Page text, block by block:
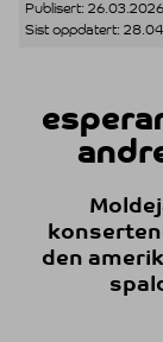
Publisert:
Sist oppdatert:
den